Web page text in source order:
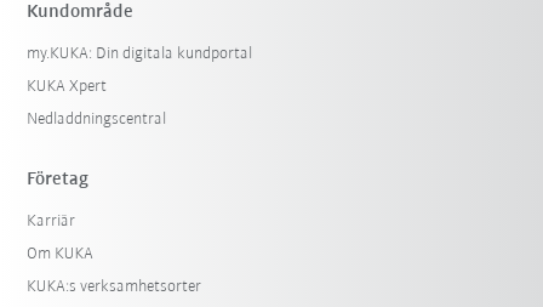
Kundområde
my.KUKA: Din digitala kundportal
KUKA Xpert
Nedladdningscentral
Företag
Karriär
Om KUKA
KUKA:s verksamhetsorter